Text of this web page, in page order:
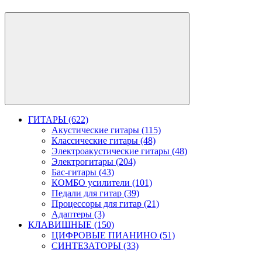
ГИТАРЫ (622)
Акустические гитары (115)
Классические гитары (48)
Электроакустические гитары (48)
Электрогитары (204)
Бас-гитары (43)
КОМБО усилители (101)
Педали для гитар (39)
Процессоры для гитар (21)
Адаптеры (3)
КЛАВИШНЫЕ (150)
ЦИФРОВЫЕ ПИАНИНО (51)
СИНТЕЗАТОРЫ (33)